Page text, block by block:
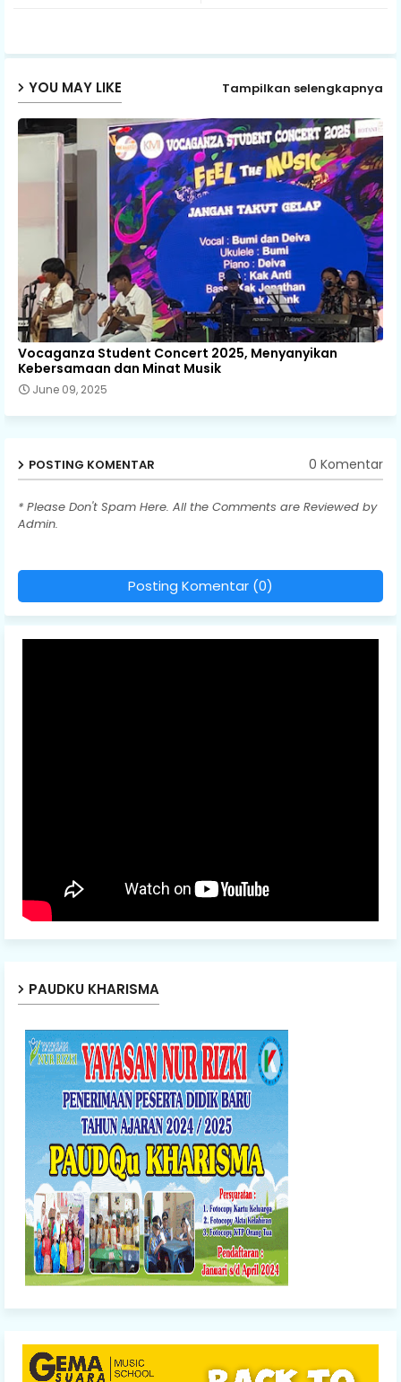
YOU MAY LIKE Tampilkan selengkapnya
Vocaganza Student Concert 2025, Menyanyikan
Kebersamaan dan Minat Musik
June 09, 2025
POSTING KOMENTAR 0 Komentar
* Please Don't Spam Here. All the Comments are Reviewed by
Admin.
Posting Komentar (0)
PAUDKU KHARISMA